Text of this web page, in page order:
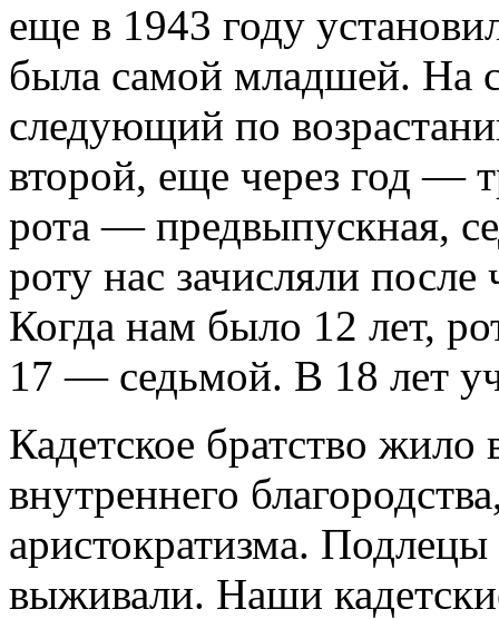
еще в 1943 году
была самой младшей. На
следующий по
второй, еще через год —
рота — предвыпускная,
роту нас зачисляли после
Когда нам было 12 лет,
17 — седьмой. В 18 лет
Кадетское братство жило
внутреннего
аристократизма.
выживали. Наши